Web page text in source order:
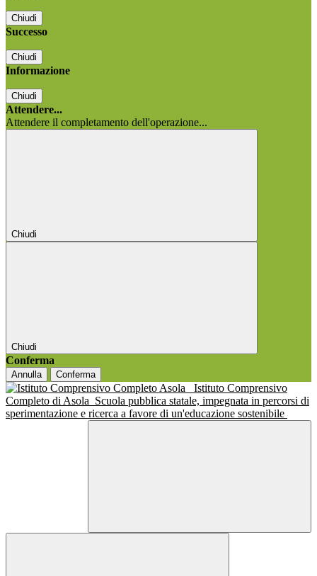
Chiudi
Successo
Chiudi
Informazione
Chiudi
Attendere...
Attendere il completamento dell'operazione...
Chiudi
Chiudi
Conferma
Annulla Conferma
Istituto Comprensivo
Completo di Asola Scuola pubblica statale, impegnata in percorsi di
sperimentazione e ricerca a favore di un'educazione sostenibile